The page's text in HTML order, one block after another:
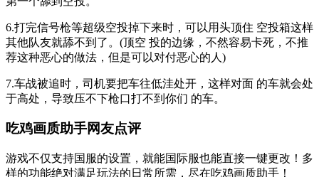
6.打完信号枪等超级空投掉下来时，可以用头顶住 空投箱这样
其他队友就舔不到了。(顶空 投的边缘，不然容易卡死，不推
荐这种恶心的做法，但是可以对付恶心的人)
7.车战被追时，司机要把车往低洼处开，这样对面 的车就会处
于高处，导致压不下枪口打不到你们 的车。
吃鸡画质助手网友点评
游戏不仅支持国服的设置，就能国际服也能直接一键更改！多
样的功能绝对满足玩法的日常所需，尽在吃鸡画质助手！